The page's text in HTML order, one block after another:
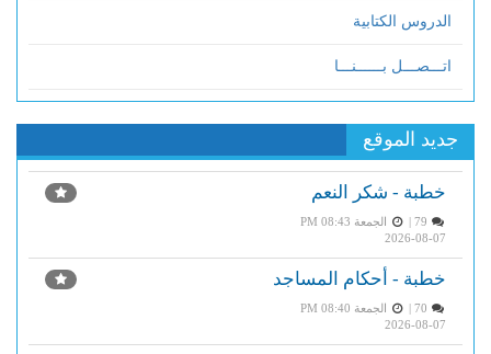
الدروس الكتابية
اتـــصـــل بــــــنـــا
جديد الموقع
خطبة - شكر النعم
الجمعة PM 08:43
2026-08-07
خطبة - أحكام المساجد
الجمعة PM 08:40
2026-08-07